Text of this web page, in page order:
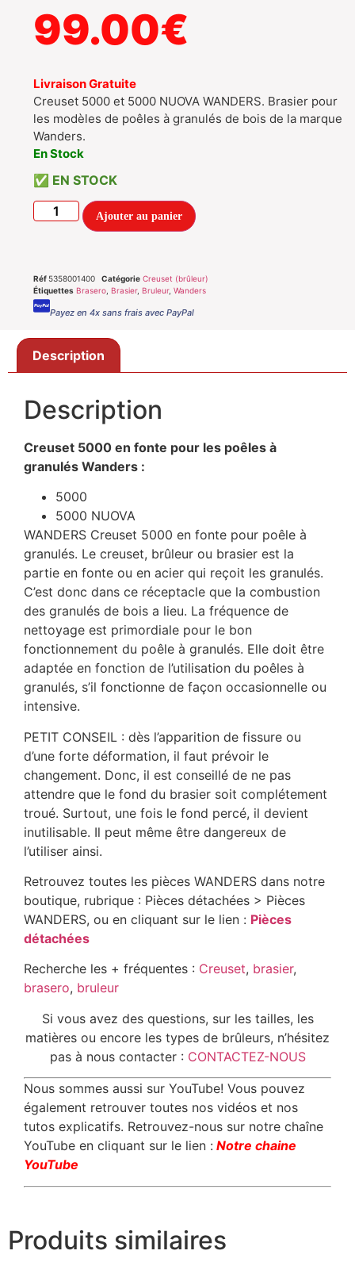
99.00€
Livraison Gratuite
Creuset 5000 et 5000 NUOVA WANDERS. Brasier pour
les modèles de poêles à granulés de bois de la marque
Wanders.
En Stock
EN STOCK
Ajouter au panier
Réf 5358001400 Catégorie Creuset (brûleur)
Étiquettes Brasero Brasier, Bruleur, Wanders
Payez en 4x sans frais avec PayPal
Description
Description
Creuset 5000 en fonte pour les poêles à
granulés Wanders :
5000
5000 NUOVA
WANDERS Creuset 5000 en fonte pour poêle à
granulés. Le creuset, brûleur ou brasier est la
partie en fonte ou en acier qui reçoit les granulés.
C’est donc dans ce réceptacle que la combustion
des granulés de bois a lieu. La fréquence de
nettoyage est primordiale pour le bon
fonctionnement du poêle à granulés. Elle doit être
adaptée en fonction de l’utilisation du poêles à
granulés, s’il fonctionne de façon occasionnelle ou
intensive.
PETIT CONSEIL : dès l’apparition de fissure ou
d’une forte déformation, il faut prévoir le
changement. Donc, il est conseillé de ne pas
attendre que le fond du brasier soit complétement
troué. Surtout, une fois le fond percé, il devient
inutilisable. Il peut même être dangereux de
l’utiliser ainsi.
Retrouvez toutes les pièces WANDERS dans notre
boutique, rubrique : Pièces détachées > Pièces
WANDERS, ou en cliquant sur le lien : Pièces
détachées
Recherche les + fréquentes : Creuset, brasier,
brasero, bruleur
Si vous avez des questions, sur les tailles, les
matières ou encore les types de brûleurs, n’hésitez
pas à nous contacter : CONTACTEZ-NOUS
Nous sommes aussi sur YouTube! Vous pouvez
également retrouver toutes nos vidéos et nos
tutos explicatifs. Retrouvez-nous sur notre chaîne
YouTube en cliquant sur le lien : Notre chaine
YouTube
Produits similaires